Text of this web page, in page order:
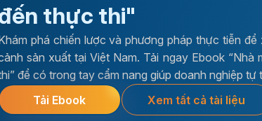
thực thi"
phá chiến lược và phương pháp thực tiễn
sản xuất tại Việt Nam. Tải ngay Ebook
để có trong tay cẩm nang giúp doanh nghiệp tự
Tải Ebook
Xem tất cả tài liệu